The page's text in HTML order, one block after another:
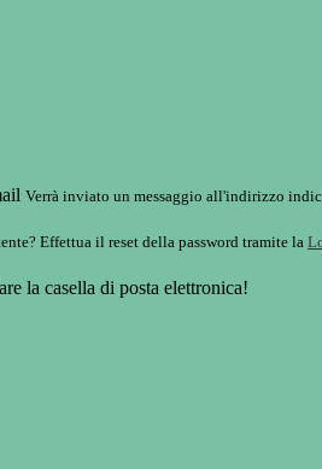
Verrà inviato un messaggio all'indirizzo
Effettua il reset della password tramite la
la casella di posta elettronica!